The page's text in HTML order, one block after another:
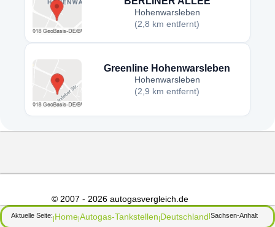
Hohenwarsleben
(2,8 km entfernt)
Greenline Hohenwarsleben
Hohenwarsleben
(2,9 km entfernt)
© 2007 - 2026 autogasvergleich.de
Aktuelle Seite: HomeAutogas-Tankstellen Deutschland Sachsen-Anhalt